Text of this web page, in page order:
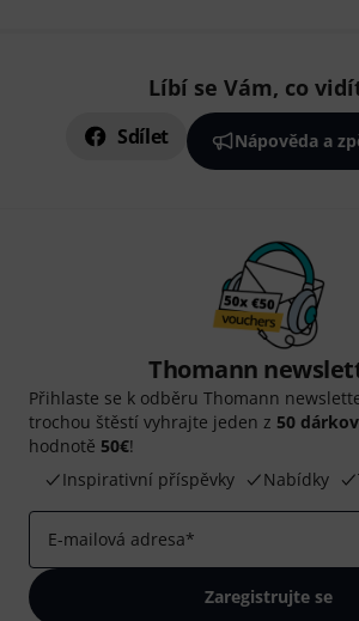
Líbí se Vám, co
Sdílet Nápověda a
Thomann
Přihlaste se k odběru Thomann
trochou štěstí vyhrajte jeden z 50
hodnotě 50€!
Inspirativní příspěvky
Nabídky
E-mailová adresa*
Zaregistrujte se